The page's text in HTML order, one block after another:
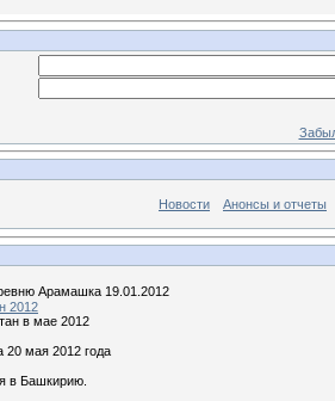
Новости Анонсы и отчеты
Арамашка 19.01.2012
2012
в мае 2012
20 мая 2012 года
в Башкирию.